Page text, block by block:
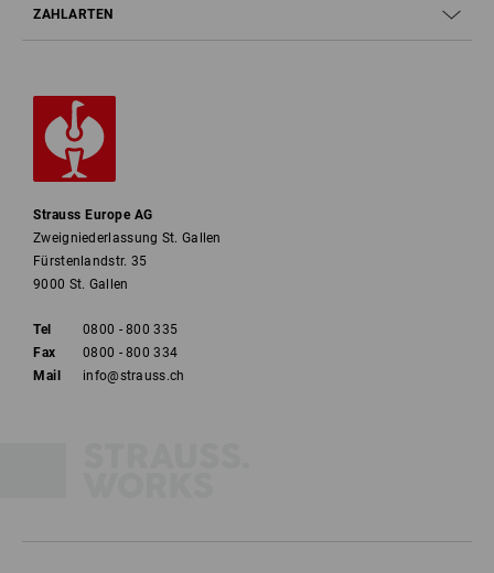
ZAHLARTEN
Strauss Europe AG
Zweigniederlassung St. Gallen
Fürstenlandstr. 35
9000 St. Gallen
Tel
0800 - 800 335
Fax
0800 - 800 334
Mail
info@strauss.ch